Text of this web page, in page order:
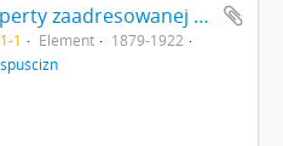
Wycinek z koperty zaadresowanej do Redakcji czasopisma Wisła (druk rękopis znaczki stemple) strona 1: awers
1 Element
1879-1922